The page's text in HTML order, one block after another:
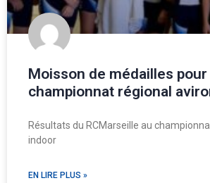
Moisson de médailles pour
championnat régional
Résultats du RCMarseille au
indoor
EN LIRE PLUS »